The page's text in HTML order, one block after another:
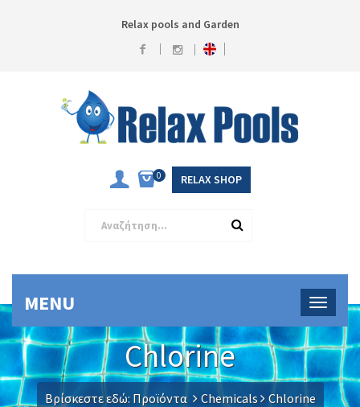
Relax pools and Garden
0 RELAX SHOP
MENU
Chlorine
Βρίσκεστε εδώ: Προϊόντα Chemicals Chlorine